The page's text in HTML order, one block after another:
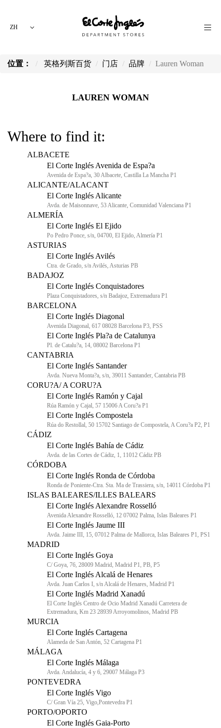
ZH
位置： 英格列斯百货 门店 品牌 Lauren Woman
LAUREN WOMAN
Where to find it:
ALBACETE
El Corte Inglés Avenida de Espa?a
Avenida de Espa?a, 30 Albacete, Castilla La Mancha P1
ALICANTE/ALACANT
El Corte Inglés Alicante
Avda. de Maisonnave, 53 Alicante, Comunidad Valenciana P1
ALMERÍA
El Corte Inglés El Ejido
Po Pedro Ponce, s/n, 04700, El Ejido, Almería P1
ASTURIAS
El Corte Inglés Avilés
Ctra. de Grado, s/n Avilés, Asturias PB
BADAJOZ
El Corte Inglés Conquistadores
Plaza Conquistadores, s/n Badajoz, Extremadura P1
BARCELONA
El Corte Inglés Diagonal
Avenida Diagonal, 617 08028 Barcelona P3, PSS
El Corte Inglés Pla?a de Catalunya
Pl. de Catalu?a, 14, 08002 Barcelona P1
CANTABRIA
El Corte Inglés Santander
Avda. Nueva Monta?a, s/n, 39011 Santander, Cantabria PB
CORU?A/ A CORU?A
El Corte Inglés Ramón y Cajal
Rúa Ramón y Cajal, 57 15006 A Coru?a P1
El Corte Inglés Compostela
Rúa do Restollal, 50 15702 Santiago de Compostela, A Coru?a P2, P1
CÁDIZ
El Corte Inglés Bahía de Cádiz
Avda. de las Cortes de Cádiz, 1, 11012 Cádiz PB
CÓRDOBA
El Corte Inglés Ronda de Córdoba
Ronda de Poniente-Ctra. Sta. Ma de Trassiera, s/n, 14011 Córdoba P1
ISLAS BALEARES/ILLES BALEARS
El Corte Inglés Alexandre Rosselló
Avenida Alexandre Rosselló, 12 07002 Palma, Islas Baleares P1
El Corte Inglés Jaume III
Avda. Jaime III, 15, 07012 Palma de Mallorca, Islas Baleares P1, PS1
MADRID
El Corte Inglés Goya
C/ Goya, 76, 28009 Madrid, Madrid P1, PB, P5
El Corte Inglés Alcalá de Henares
Avda. Juan Carlos I, s/n Alcalá de Henares, Madrid P1
El Corte Inglés Madrid Xanadú
El Corte Inglés Centro de Ocio Madrid Xanadú Carretera de
Extremadura, Km 23 28939 Arroyomolinos, Madrid PB
MURCIA
El Corte Inglés Cartagena
Alameda de San Antón, 52 Cartagena P1
MÁLAGA
El Corte Inglés Málaga
Avda. Andalucía, 4 y 6, 29007 Málaga P3
PONTEVEDRA
El Corte Inglés Vigo
C/ Gran Vía 25, Vigo,Pontevedra P1
PORTO/OPORTO
El Corte Inglés Gaia-Porto